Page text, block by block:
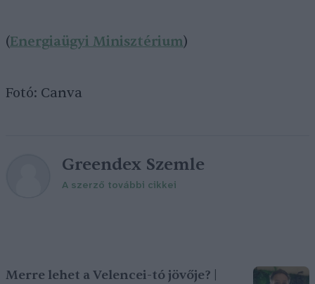
(Energiaügyi Minisztérium)
Fotó: Canva
Greendex Szemle
A szerző további cikkei
Merre lehet a Velencei-tó jövője? |